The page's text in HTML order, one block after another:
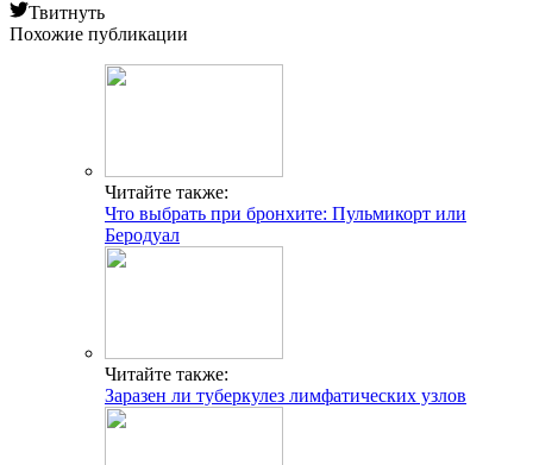
Твитнуть
Похожие публикации
Читайте также:
Что выбрать при бронхите: Пульмикорт или
Беродуал
Читайте также:
Заразен ли туберкулез лимфатических узлов